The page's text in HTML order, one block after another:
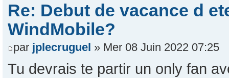
Re: Debut de vacance d
WindMobile?
par jplecruguel » Mer 08 Juin 2022 07:25
Tu devrais te partir un only fan